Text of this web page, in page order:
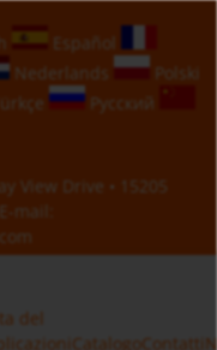
Español
Nederlands
Polski
Русский
View Drive • 15205
mail:
del
CatalogoContatti